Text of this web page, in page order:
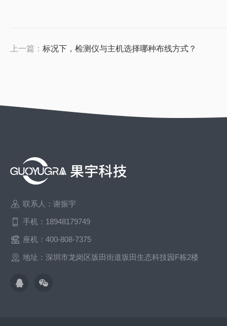
上一篇： 标况下，检测仪与主机选择哪种布线方式？
联系人：谢振宇
手机：18948179749
座机：400-808-7375
地址：深圳市龙岗区坂田街道坂田生态科技园F栋2楼